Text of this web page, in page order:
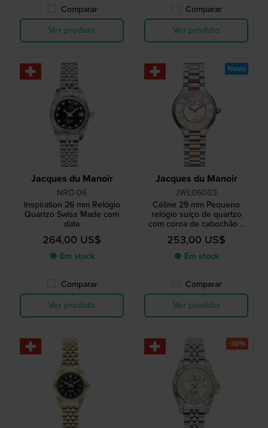
Comparar
Ver produto
Comparar
Ver produto
Jacques du Manoir
NRO.06
Inspiration 26 mm Relógio
Quartzo Swiss Made com
data
264,00 US$
● Em stock
Comparar
Ver produto
Jacques du Manoir
JWL06003
Céline 29 mm Pequeno
relógio suíço de quartzo
com coroa de cabochão e
índices romanos
253,00 US$
● Em stock
Comparar
Ver produto
Novo
-30%